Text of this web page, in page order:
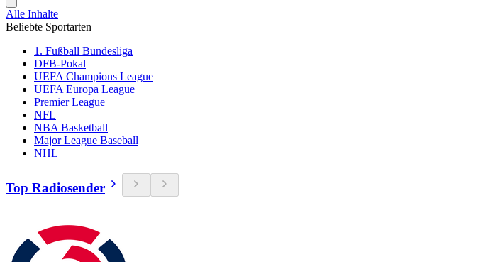
Alle Inhalte
Beliebte Sportarten
1. Fußball Bundesliga
DFB-Pokal
UEFA Champions League
UEFA Europa League
Premier League
NFL
NBA Basketball
Major League Baseball
NHL
Top Radiosender